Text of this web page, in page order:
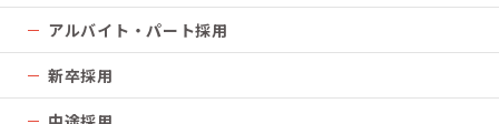
アルバイト・パート採用
新卒採用